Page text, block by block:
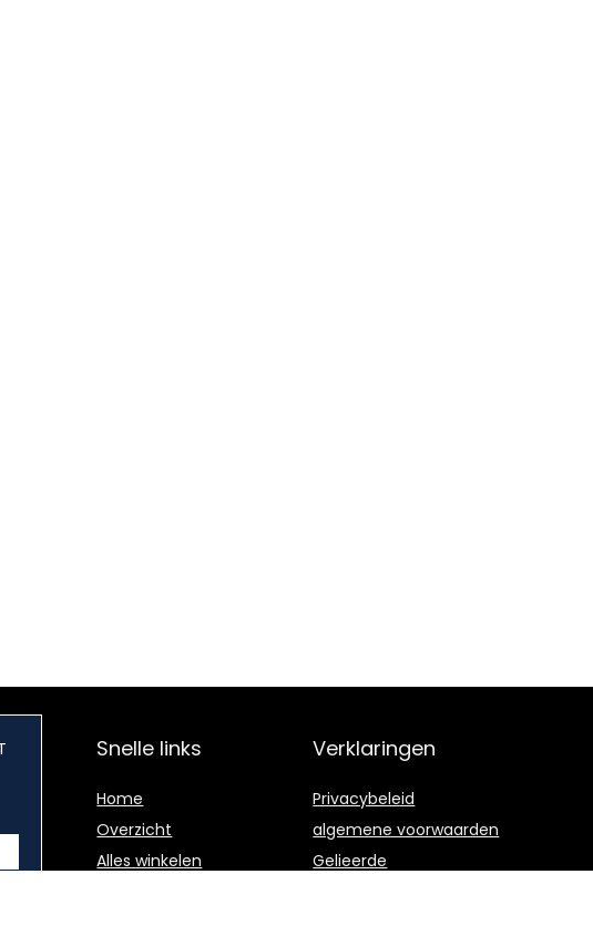
Snelle links
Home
Overzicht
Alles winkelen
Verklaringen
Privacybeleid
algemene voorwaarden
Gelieerde